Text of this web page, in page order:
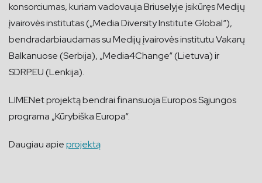
konsorciumas, kuriam vadovauja Briuselyje įsikūręs Medijų
įvairovės institutas („Media Diversity Institute Global“),
bendradarbiaudamas su Medijų įvairovės institutu Vakarų
Balkanuose (Serbija), „Media4Change“ (Lietuva) ir
SDRP.EU (Lenkija).
LIMENet projektą bendrai finansuoja Europos Sąjungos
programa „Kūrybiška Europa“.
Daugiau apieprojektą